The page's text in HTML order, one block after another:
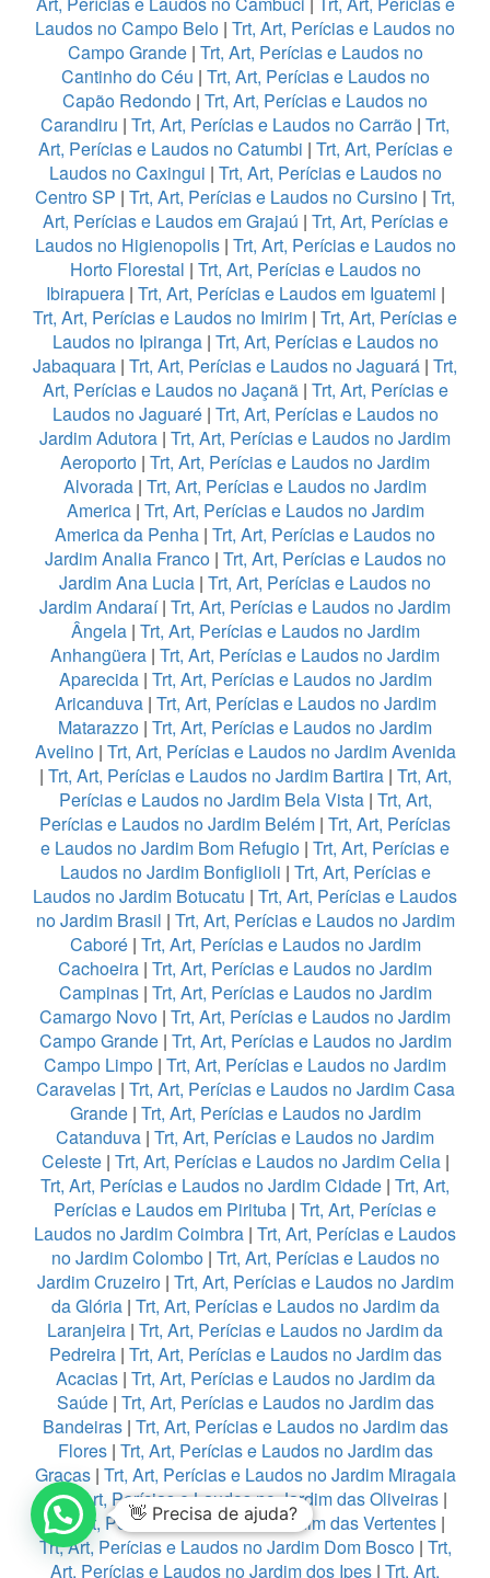
Laudos no Campo Belo | Trt, Art, Perícias e Laudos no
Campo Grande| Trt, Art, Perícias e Laudos no
Cantinho do Céu | Trt, Art, Perícias e Laudos no
Capão Redondo | Trt, Art, Perícias e Laudos no
Carandiru | Trt, Art, Perícias e Laudos no Carrão | Trt,
Art, Perícias e Laudos no Catumbi | Trt, Art, Perícias e
Laudos no Caxingui | Trt, Art, Perícias e Laudos no
Centro SP | Trt, Art, Perícias e Laudos no Cursino | Trt,
Art, Perícias e Laudos em Grajaú | Trt, Art, Perícias e
Laudos no Higienopolis| Trt, Art, Perícias e Laudos no
Horto Florestal | Trt, Art, Perícias e Laudos no
Ibirapuera| Trt, Art, Perícias e Laudos em Iguatemi |
Trt, Art, Perícias e Laudos no Imirim | Trt, Art, Perícias e
Laudos no Ipiranga| Trt, Art, Perícias e Laudos no
Jabaquara | Trt, Art, Perícias e Laudos no Jaguará | Trt,
Art, Perícias e Laudos no Jaçanã| Trt, Art, Perícias e
Laudos no Jaguaré| Trt, Art, Perícias e Laudos no
Jardim Adutora | Trt, Art, Perícias e Laudos no Jardim
Aeroporto | Trt, Art, Perícias e Laudos no Jardim
Alvorada | Trt, Art, Perícias e Laudos no Jardim
America| Trt, Art, Perícias e Laudos no Jardim
America da Penha | Trt, Art, Perícias e Laudos no
Jardim Analia Franco| Trt, Art, Perícias e Laudos no
Jardim Ana Lucia | Trt, Art, Perícias e Laudos no
Jardim Andaraí| Trt, Art, Perícias e Laudos no Jardim
Ângela| Trt, Art, Perícias e Laudos no Jardim
Anhangüera | Trt, Art, Perícias e Laudos no Jardim
Aparecida| Trt, Art, Perícias e Laudos no Jardim
Aricanduva| Trt, Art, Perícias e Laudos no Jardim
Matarazzo | Trt, Art, Perícias e Laudos no Jardim
Avelino| Trt, Art, Perícias e Laudos no Jardim Avenida
| Trt, Art, Perícias e Laudos no Jardim Bartira| Trt, Art,
Perícias e Laudos no Jardim Bela Vista| Trt, Art,
Perícias e Laudos no Jardim Belém | Trt, Art, Perícias
e Laudos no Jardim Bom Refugio | Trt, Art, Perícias e
Laudos no Jardim Bonfiglioli | Trt, Art, Perícias e
Laudos no Jardim Botucatu | Trt, Art, Perícias e Laudos
no Jardim Brasil | Trt, Art, Perícias e Laudos no Jardim
Caboré| Trt, Art, Perícias e Laudos no Jardim
Cachoeira | Trt, Art, Perícias e Laudos no Jardim
Campinas| Trt, Art, Perícias e Laudos no Jardim
Camargo Novo | Trt, Art, Perícias e Laudos no Jardim
Campo Grande| Trt, Art, Perícias e Laudos no Jardim
Campo Limpo | Trt, Art, Perícias e Laudos no Jardim
Caravelas| Trt, Art, Perícias e Laudos no Jardim Casa
Grande| Trt, Art, Perícias e Laudos no Jardim
Catanduva | Trt, Art, Perícias e Laudos no Jardim
Celeste| Trt, Art, Perícias e Laudos no Jardim Celia|
Trt, Art, Perícias e Laudos no Jardim Cidade | Trt, Art,
Perícias e Laudos em Pirituba | Trt, Art, Perícias e
Laudos no Jardim Coimbra | Trt, Art, Perícias e Laudos
no Jardim Colombo| Trt, Art, Perícias e Laudos no
Jardim Cruzeiro| Trt, Art, Perícias e Laudos no Jardim
da Glória| Trt, Art, Perícias e Laudos no Jardim da
Laranjeira | Trt, Art, Perícias e Laudos no Jardim da
Pedreira| Trt, Art, Perícias e Laudos no Jardim das
Acacias| Trt, Art, Perícias e Laudos no Jardim da
Saúde| Trt, Art, Perícias e Laudos no Jardim das
Bandeiras| Trt, Art, Perícias e Laudos no Jardim das
Flores| Trt, Art, Perícias e Laudos no Jardim das
Graças| Trt, Art, Perícias e Laudos no Jardim Miragaia
|Trt, Art, Perícias e Laudos no Jardim das Oliveiras|
Trt, Art, Perícias e Laudos no Jardim das Vertentes|
Trt, Art, Perícias e Laudos no Jardim Dom Bosco| Trt,
Art, Perícias e Laudos no Jardim dos Ipes | Trt, Art,
👋 Precisa de ajuda?